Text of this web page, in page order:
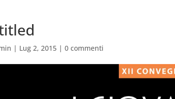
| Lug 2, 2015 |0 commenti